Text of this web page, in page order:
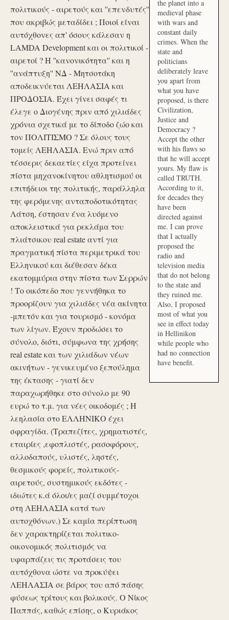
πολιτικούς - αιρετούς και ''επενδυτές''
που ακριβώς μεταδίδει ; Ποιοί είναι
αυτόχθονες απ' όσους κάλεσαν η
LAMDA Development και οι πολιτικοί -
αιρετοί ? Η ''κανονικότητα'' και η
''ανάπτυξη'' ΝΔ - Μητσοτάκη
αποδεικνύεται ΛΕΗΛΑΣΙΑ και
ΠΡΟΔΟΣΙΑ. Έχει γίνει σαφές τι
έλεγε ο Διογένης πριν από χιλιάδες
χρόνια σχετικά με το δίποδο ζώο και
τον ΠΟΛΙΤΙΣΜΟ ? Σε όλους τους
τομείς ΛΕΗΛΑΣΙΑ. Ενώ πριν από
τέσσερις δεκαετίες είχα προτείνει
πίστα μηχανοκίνητου αθλητισμού οι
επιτήδειοι της πολιτικής, παράλληλα
της φερόμενης ανταποδοτικότητας
Λάτση, έστησαν ένα λυόμενο
αποκλειστικά για ρεκλάμα του
πλιάτσικου real estate αντί για
πραγματική πίστα περιμετρικά του
Ελληνικού και διέθεσαν δέκα
εκατομμύρια στην πίστα των Σερρών
! Το οικόπεδο που γεννήθηκα το
προορίζουν για χιλιάδες νέα ακίνητα
-μπετόν και για τουρισμό - κονόμα
των λίγων. Έχουν προδώσει το
σύνολο, διότι, σύμφωνα της χρήσης
real estate και των χιλιάδων νέων
ακινήτων - γενικευμένο ξεπούλημα
της έκτασης - γιατί δεν
παραχωρήθηκε στο σύνολο με 90
ευρώ το τ.μ. για νέες οικοδομές ; Η
λεηλασία στο ΕΛΛΗΝΙΚΟ έχει
σφραγίδα. (Τραπεζίτες, χρηματιστές,
εταιρίες ,εφοπλιστές, ρασοφόρους,
αλλοδαπούς, υλιστές, ληστές,
θεσμικούς φορείς, πολιτικούς-
αιρετούς, συστημικούς εκδότες -
ιδιώτες κ.ά όλοι/ες μαζί συμμέτοχοι
στη ΛΕΗΛΑΣΙΑ κατά των
αυτοχθόνων.) Σε καμία περίπτωση
δεν χαρακτηρίζεται πολιτικο-
οικονομικός πολιτισμός να
υφαρπάζεις τις προτάσεις του
αυτόχθονα ώστε να προκύψει
ΛΕΗΛΑΣΙΑ σε βάρος του από πάσης
φύσεως τρίτους και βολικούς. Ο Νίκος
Παππάς, καθώς επίσης, ο Κυριάκος
the planet into a
medieval phase
with wars and
constant daily
crimes. When the
state and
politicians
deliberately leave
you apart from
what you have
proposed, is there
Civilization,
Justice and
Democracy ?
Accept the other
with his flaws so
that he will accept
yours. My flaw is
called TRUTH.
According to it,
for decades they
have been
directed against
me. I can prove
that I actually
proposed the
radio and
television media
that do not belong
to the state and
they ruined me.
Also, I proposed
most of what you
see in effect today
in Hellinikon
while people who
had no connection
have benefit.